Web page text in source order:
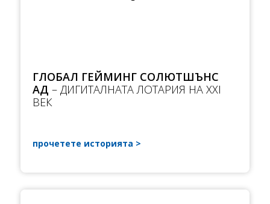
ГЛОБАЛ ГЕЙМИНГ СОЛЮТШЪНС
АД – ДИГИТАЛНАТА ЛОТАРИЯ НА ХХI
ВЕК
прочетете историята